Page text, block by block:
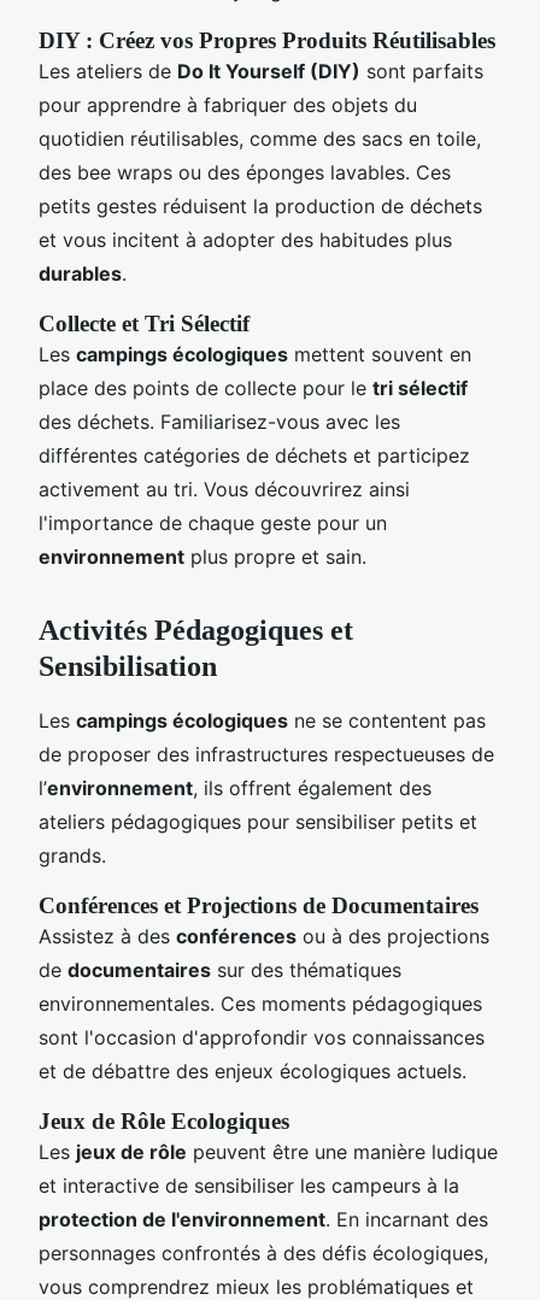
DIY : Créez vos Propres Produits Réutilisables
Les ateliers de Do It Yourself (DIY) sont parfaits
pour apprendre à fabriquer des objets du
quotidien réutilisables, comme des sacs en toile,
des bee wraps ou des éponges lavables. Ces
petits gestes réduisent la production de déchets
et vous incitent à adopter des habitudes plus
durables.
Collecte et Tri Sélectif
Les campings écologiques mettent souvent en
place des points de collecte pour le tri sélectif
des déchets. Familiarisez-vous avec les
différentes catégories de déchets et participez
activement au tri. Vous découvrirez ainsi
l'importance de chaque geste pour un
environnement plus propre et sain.
Activités Pédagogiques et
Sensibilisation
Les campings écologiques ne se contentent pas
de proposer des infrastructures respectueuses de
l’environnement, ils offrent également des
ateliers pédagogiques pour sensibiliser petits et
grands.
Conférences et Projections de Documentaires
Assistez à des conférences ou à des projections
de documentaires sur des thématiques
environnementales. Ces moments pédagogiques
sont l'occasion d'approfondir vos connaissances
et de débattre des enjeux écologiques actuels.
Jeux de Rôle Ecologiques
Les jeux de rôle peuvent être une manière ludique
et interactive de sensibiliser les campeurs à la
protection de l'environnement. En incarnant des
personnages confrontés à des défis écologiques,
vous comprendrez mieux les problématiques et